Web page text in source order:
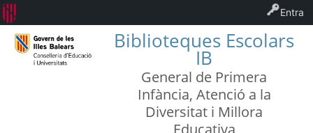
Biblioteques Escolars
IB
General de Primera
Infància, Atenció a la
Diversitat i Millora
Educativa
Entra